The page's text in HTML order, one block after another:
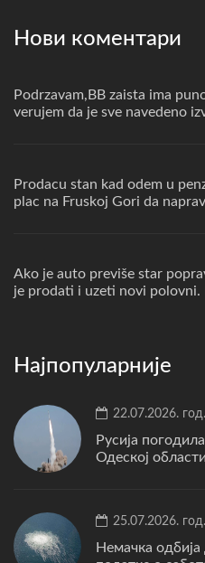
Нови коментари
Podrzavam,BB zaista ima
verujem da je sve navedeno
Prodacu stan kad odem u
plac na Fruskoj Gori da
Ako je auto previše star
je prodati i uzeti novi polovni.
Најпопуларније
22.07.2026. год.
Русија
Одеској
25.07.2026. год.
Немачка одбија